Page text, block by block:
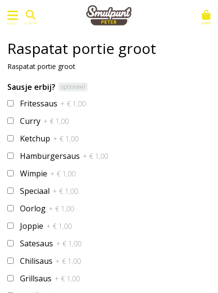
MENU ZOEKEN MAND
Raspatat portie groot
Raspatat portie groot
Sausje erbij? optioneel
Fritessaus + € 1,00
Curry + € 1,00
Ketchup + € 1,00
Hamburgersaus + € 1,00
Wimpie + € 1,00
Speciaal + € 1,00
Oorlog + € 1,00
Joppie + € 1,00
Satesaus + € 1,00
Chilisaus + € 1,00
Grillsaus + € 1,00